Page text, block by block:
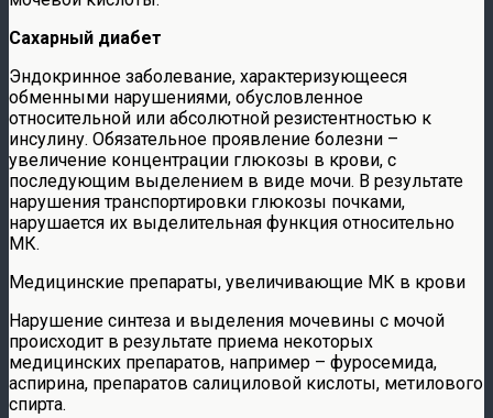
Сахарный диабет
Эндокринное заболевание, характеризующееся
обменными нарушениями, обусловленное
относительной или абсолютной резистентностью к
инсулину. Обязательное проявление болезни –
увеличение концентрации глюкозы в крови, с
последующим выделением в виде мочи. В результате
нарушения транспортировки глюкозы почками,
нарушается их выделительная функция относительно
МК.
Медицинские препараты, увеличивающие МК в крови
Нарушение синтеза и выделения мочевины с мочой
происходит в результате приема некоторых
медицинских препаратов, например – фуросемида,
аспирина, препаратов салициловой кислоты, метилового
спирта.